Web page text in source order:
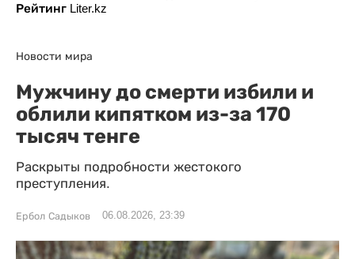
Рейтинг Liter.kz
Новости мира
Мужчину до смерти избили и
облили кипятком из-за 170
тысяч тенге
Раскрыты подробности жестокого
преступления.
Ербол Садыков 06.08.2026, 23:39